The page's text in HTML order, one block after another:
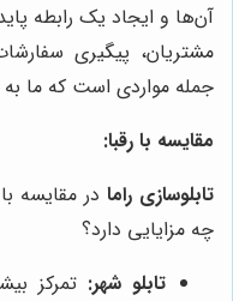
آن‌ها و ایجاد یک رابطه
مشتریان، پیگیری
جمله مواردی است که ما به
مقایسه با رقبا:
تابلوسازی راما در مقایسه
چه مزایایی دارد؟
تابلو شهر: تمرکز